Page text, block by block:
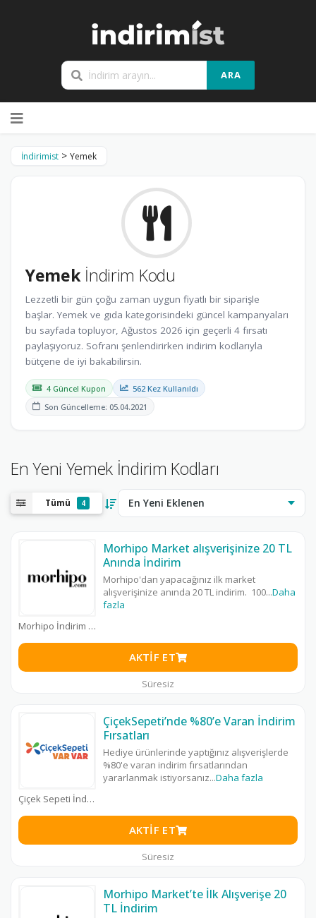
ARA
to
İndirimist > Yemek
Yemekİndirim Kodu
Lezzetli bir gün çoğu zaman uygun fiyatlı bir siparişle
başlar. Yemek ve gıda kategorisindeki güncel kampanyaları
bu sayfada topluyor, Ağustos 2026 için geçerli 4 fırsatı
paylaşıyoruz. Sofranı şenlendirirken indirim kodlarıyla
bütçene de iyi bakabilirsin.
4 Güncel Kupon
562 Kez Kullanıldı
Son Güncelleme: 05.04.2021
En Yeni Yemek İndirim Kodları
Tümü 4
Morhipo İndirim Kodu
Morhipo Market alışverişinize 20 TL
Anında İndirim
Morhipo'dan yapacağınız ilk market
alışverişinize anında 20 TL indirim. 100...Daha
fazla
AKTIF ET
Süresiz
Çiçek Sepeti İndirim Kodu
ÇiçekSepeti’nde %80’e Varan İndirim
Fırsatları
Hediye ürünlerinde yaptığınız alışverişlerde
%80'e varan indirim fırsatlarından
yararlanmak istiyorsanız...Daha fazla
AKTIF ET
Süresiz
Morhipo Market’te İlk Alışverişe 20
TL İndirim